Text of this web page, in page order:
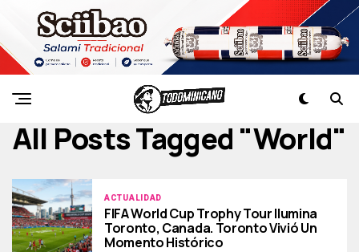
All Posts Tagged "world"
ACTUALIDAD
FIFA World Cup Trophy Tour Ilumina
Toronto, Canada. Toronto Vivió Un
Momento Histórico